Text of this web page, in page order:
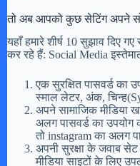
तो अब आपको कुछ सेटिंग अपने
यहाँ हमारे शीर्ष 10 सुझाव दिए
कर रहे हैं: Social Media
एक सुरक्षित पासवर्ड
स्माल लेटर, अंक,
अपने सामाजिक मीडिया
अलग पासवर्ड का
तो instagram का अलग
अपनी सुरक्षा के जवाब
मीडिया साइटों के लिए